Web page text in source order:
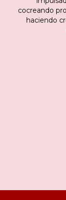
cocreando
haciendo